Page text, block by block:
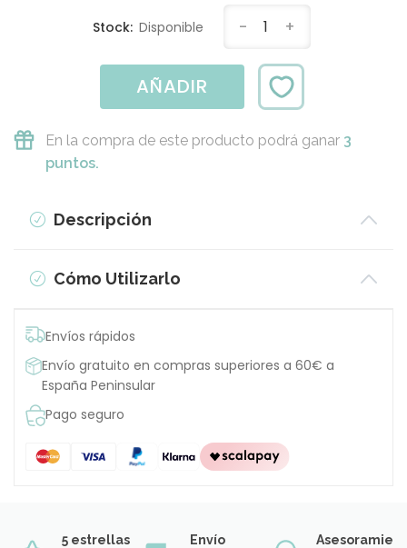
Stock: Disponible - 1 +
AÑADIR
En la compra de este producto podrá ganar 3
puntos.
Descripción
Cómo Utilizarlo
Envíos rápidos
Envío gratuito en compras superiores a 60€ a
España Peninsular
Pago seguro
5 estrellas
Envío